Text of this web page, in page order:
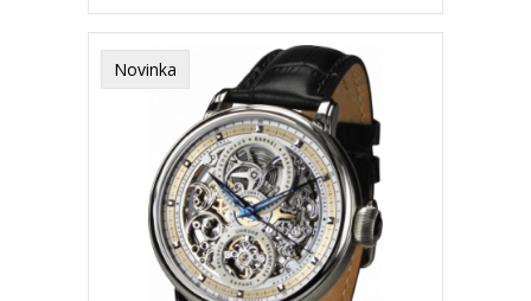
Novinka